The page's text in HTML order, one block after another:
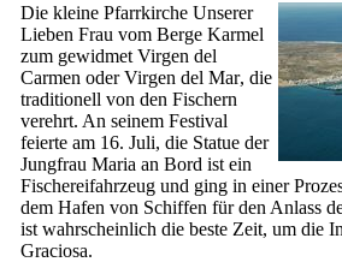
Die kleine Pfarrkirche Unserer
Lieben Frau vom Berge Karmel
zum gewidmet Virgen del
Carmen oderVirgen del Mar, die
traditionell von den Fischern
verehrt. An seinem Festival
feierte am 16. Juli, die Statue der
Jungfrau Maria an Bord ist ein
Fischereifahrzeug und ging in einer
dem Hafen von Schiffen für den Anlass
ist wahrscheinlich die beste Zeit, um die
Graciosa.